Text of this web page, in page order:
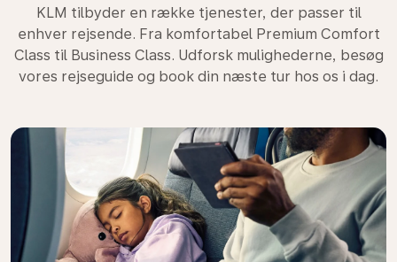
KLM tilbyder en række tjenester, der passer til
enhver rejsende. Fra komfortabel Premium Comfort
Class til Business Class. Udforsk mulighederne, besøg
vores rejseguide og book din næste tur hos os i dag.